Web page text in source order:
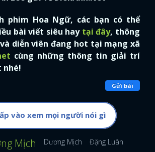
phim Hoa Ngữ, các bạn có thể
bài viết siêu hay tại đây, thông
diễn viên đang hot tại mạng xã
cùng những thông tin giải trí
nhé!
Gửi bài
vào xem mọi người nói gì
Mịch Dương Mịch Đặng Luân